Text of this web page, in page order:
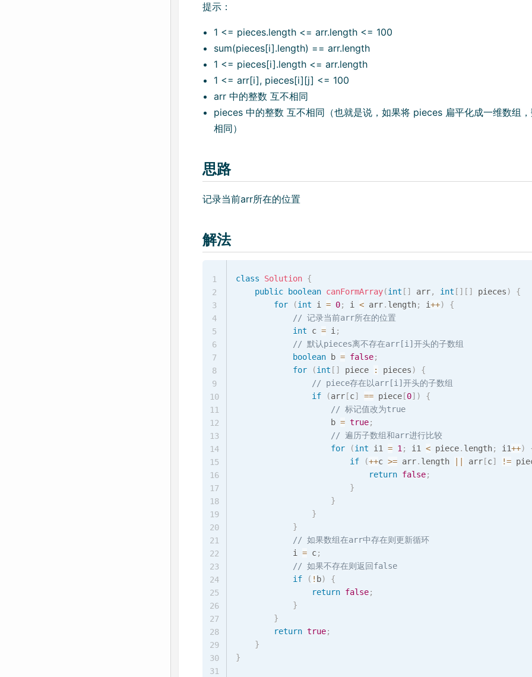
提示：
1 <= pieces.length <= arr.length <= 100
sum(pieces[i].length) == arr.length
1 <= pieces[i].length <= arr.length
1 <= arr[i], pieces[i][j] <= 100
arr 中的整数 互不相同
pieces 中的整数 互不相同（也就是说，如果将 pieces 扁平化成一维数组
相同）
思路
记录当前arr所在的位置
解法
class Solution {
public
boolean canFormArray(int [ ] arr, int [ ] [ ] pieces)
{
for
(int i = 0; i < arr. length; i++)
{
// 记录当前arr所在的位置
int c = i;
// 默认pieces离不存在arr[i]开头的子数组
boolean b = false;
for
(int [ ] piece : pieces)
{
// piece存在以arr[i]开头的子数组
if
(arr[c] == piece[0] )
{
// 标记值改为true
                    b
= true;
// 遍历子数组和arr进行比较
for
(int i1 = 1; i1 < piece. length; i1++)
if
(++c >= arr. length arr[c] !=
return false;
}
}
}
}
// 如果数组在arr中存在则更新循环
            i
= c;
// 如果不存在则返回false
if
( ! b)
{
return false;
}
}
return true;
}
}
1
2
3
4
5
6
7
8
9
10
11
12
13
14
15
16
17
18
19
20
21
22
23
24
25
26
27
28
29
30
31